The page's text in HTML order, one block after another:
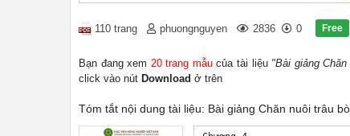
110 trang phuongnguyen 2836 0 Free
Bạn đang xem 20 trang mẫucủa tài liệu "Bài giảng
click vào nút Download ở trên
Tóm tắt nội dung tài liệu: Bài giảng Chăn nuôi trâu